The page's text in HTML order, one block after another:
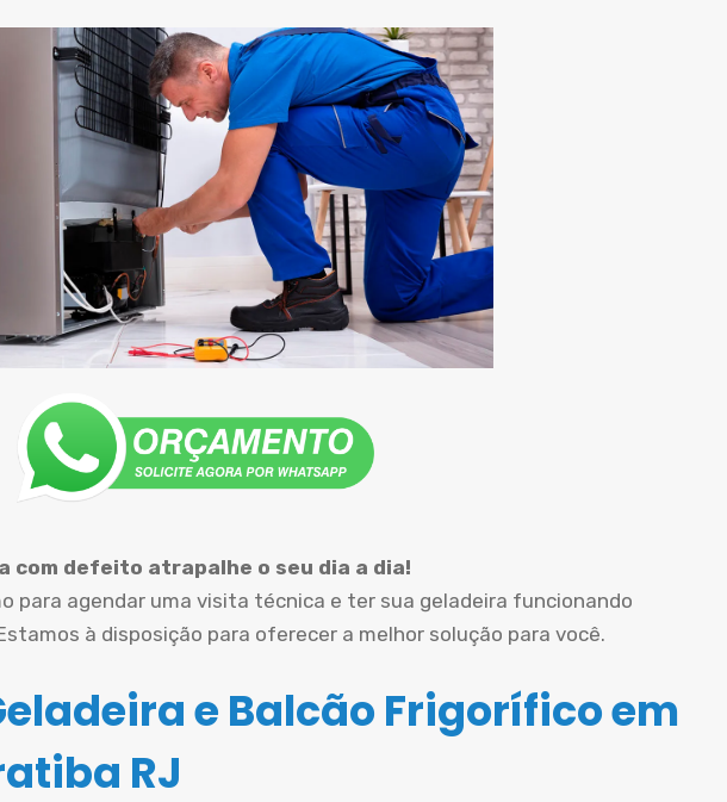
com defeito atrapalhe o seu dia a dia!
para agendar uma visita técnica e ter sua geladeira funcionando
à disposição para oferecer a melhor solução para você.
e Balcão Frigorífico em
RJ